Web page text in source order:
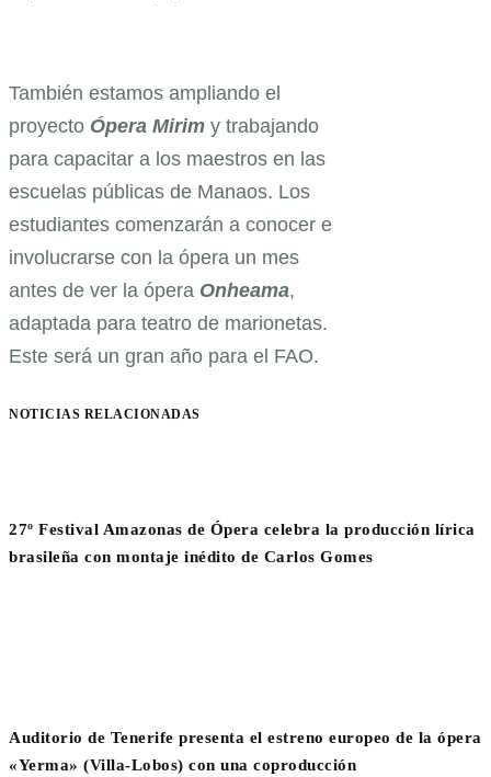
También estamos ampliando el
proyecto Ópera Mirim y trabajando
para capacitar a los maestros en las
escuelas públicas de Manaos. Los
estudiantes comenzarán a conocer e
involucrarse con la ópera un mes
antes de ver la ópera Onheama,
adaptada para teatro de marionetas.
Este será un gran año para el FAO.
NOTICIAS RELACIONADAS
27º Festival Amazonas de Ópera celebra la producción lírica
brasileña con montaje inédito de Carlos Gomes
Auditorio de Tenerife presenta el estreno europeo de la ópera
«Yerma» (Villa-Lobos) con una coproducción